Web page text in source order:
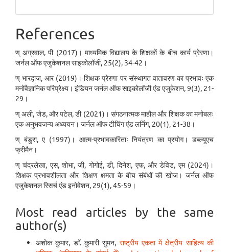
References
ण् अग्रवाल, पी (2017)। माध्यमिक विद्यालय के शिक्षकों के बीच कार्य प्रेरणा।
जर्नल ऑफ एजुकेशनल साइकोलॉजी, 25(2), 34-42।
ण् भारद्वाज, आर (2019)। शिक्षक प्रेरणा पर संस्थागत वातावरण का प्रभावः एक
मनोवैज्ञानिक परिप्रेक्ष्य। इंडियन जर्नल ऑफ साइकोलॉजी एंड एजुकेशन, 9(3), 21-
29।
ण् अली, जेड, और पटेल, डी (2021)। संगठनात्मक माहौल और शिक्षक का मनोबलः
एक अनुभवजन्य अध्ययन। जर्नल ऑफ टीचिंग एंड लर्निंग, 20(1), 21-38।
ण् बंडुरा, ए (1997)। आत्म-प्रभावकारिताः नियंत्रण का प्रयोग। डब्ल्यूएच
फ्रीमैन।
ण् चंद्रलेखा, एस, शोभा, जी, गोगोई, डी, दिनेश, एफ, और डेविड, एम (2024)।
शिक्षक प्रभावशीलता और शिक्षण क्षमता के बीच संबंधों की खोज। जर्नल ऑफ
एजुकेशनल रिसर्च एंड इनोवेशन, 29(1), 45-59।
Most read articles by the same
author(s)
अशोक कुमार, डाॅ. कुमारी सुमन, राष्ट्रीय एकता में क्षेत्रीय साहित्य की